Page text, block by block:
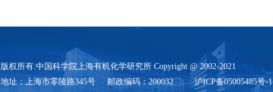
版权所有:中国科学院上海有机化学研究所 Copyright @ 2002-2021
地址：上海市零陵路345号 邮政编码：200032 沪ICP备05005485号-1